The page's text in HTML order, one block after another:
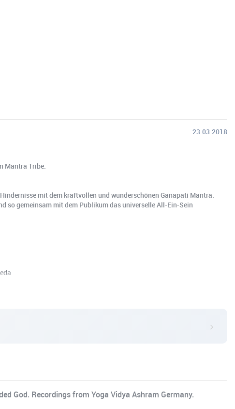
23.03.2018
Mantra Tribe.
mit dem kraftvollen und wunderschönen Ganapati Mantra.
so gemeinsam mit dem Publikum das universelle All-Ein-Sein
God. Recordings from Yoga Vidya Ashram Germany.